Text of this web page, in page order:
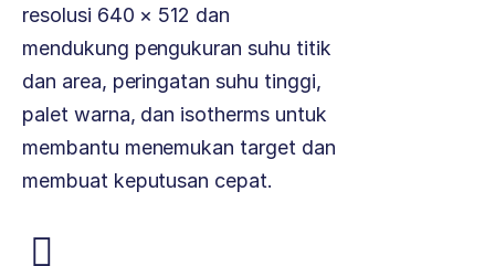
resolusi 640 × 512 dan
mendukung pengukuran suhu titik
dan area, peringatan suhu tinggi,
palet warna, dan isotherms untuk
membantu menemukan target dan
membuat keputusan cepat.